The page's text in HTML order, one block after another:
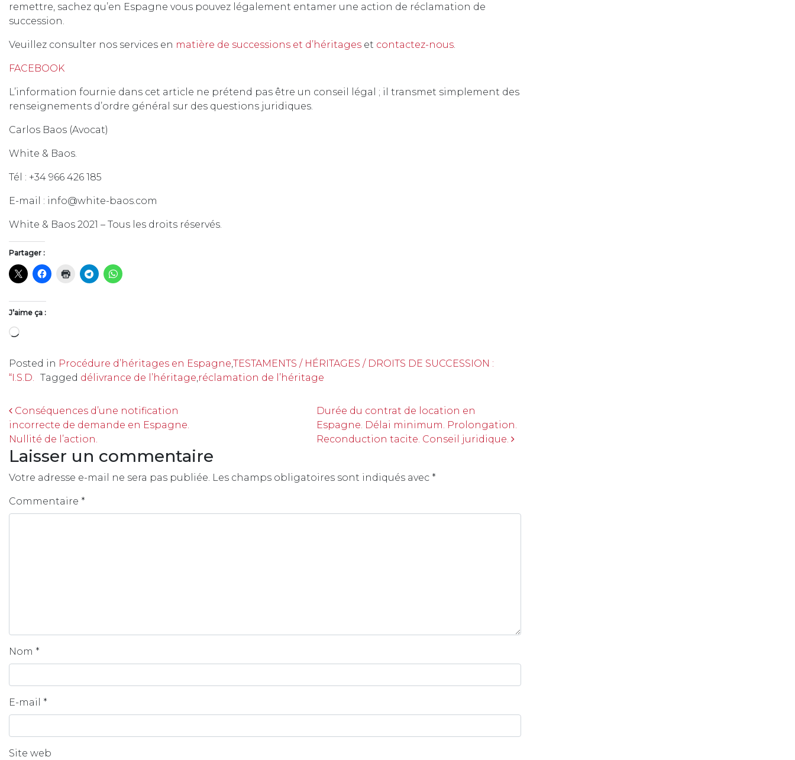
remettre, sachez qu’en Espagne vous pouvez légalement entamer une action de réclamation de
succession.
Veuillez consulter nos services en matière de successions et d’héritages et contactez-nous.
FACEBOOK
L’information fournie dans cet article ne prétend pas être un conseil légal ; il transmet simplement des
renseignements d’ordre général sur des questions juridiques.
Carlos Baos (Avocat)
White & Baos.
Tél : +34 966 426 185
E-mail : info@white-baos.com
White & Baos 2021 – Tous les droits réservés.
Partager :
J’aime ça :
Chargement…
Posted in Procédure d’héritages en Espagne,TESTAMENTS / HÉRITAGES / DROITS DE SUCCESSION :
“I.S.D. Tagged délivrance de l’héritage,réclamation de l’héritage
Navigation
Conséquences d’une notification
incorrecte de demande en Espagne.
Nullité de l’action.
Durée du contrat de location en
Espagne. Délai minimum. Prolongation.
Reconduction tacite. Conseil juridique.
Laisser un commentaire
Votre adresse e-mail ne sera pas publiée. Les champs obligatoires sont indiqués avec *
Commentaire *
Nom *
E-mail *
Site web